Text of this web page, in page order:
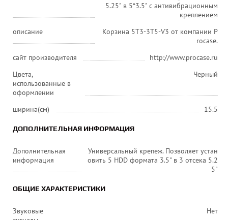
5.25" в 5*3.5" с антивибрационным
креплением
описание
Корзина 5T3-3T5-V3 от компании P
rocase.
сайт производителя
http://www.procase.ru
Цвета,
использованные в
оформлении
Черный
ширина(см) 15.5
ДОПОЛНИТЕЛЬНАЯ ИНФОРМАЦИЯ
Дополнительная
информация
Универсальный крепеж. Позволяет устан
овить 5 HDD формата 3.5" в 3 отсека 5.2
5"
ОБЩИЕ ХАРАКТЕРИСТИКИ
Звуковые
Нет